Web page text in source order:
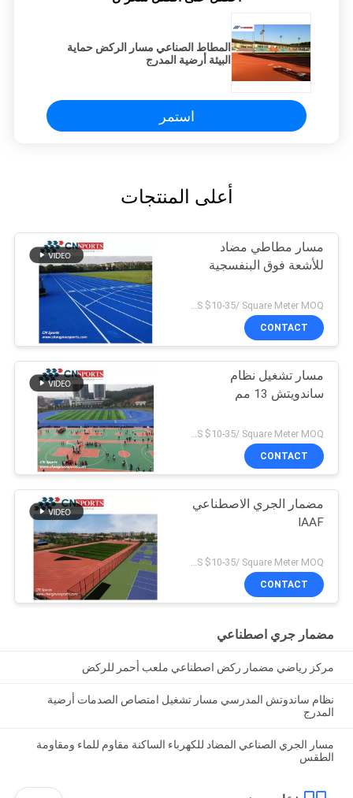
المطاط الصناعي مسار الركض حماية
البيئة أرضية المدرج
استمر
أعلى المنتجات
مسار مطاطي مضاد
للأشعة فوق البنفسجية
US $10-35/ Square Meter MOQ:/
CONTACT
مسار تشغيل نظام
ساندويتش 13 مم
CONTACT
مضمار الجري الاصطناعي
IAAF
CONTACT
مضمار جري اصطناعي
مركز رياضي مضمار ركض اصطناعي ملعب أحمر للركض
نظام ساندوتش المدرسي مسار تشغيل امتصاص الصدمات أرضية
المدرج
مسار الجري الصناعي المضاد للكهرباء الساكنة مقاوم للماء ومقاومة
الطقس